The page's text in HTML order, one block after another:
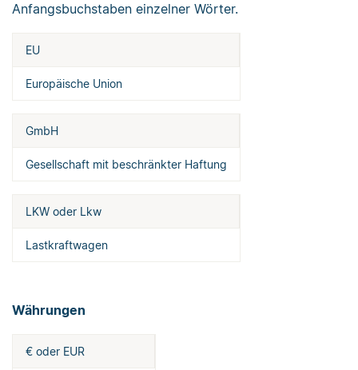
Anfangsbuchstaben einzelner Wörter.
EU
Europäische Union
GmbH
Gesellschaft mit beschränkter Haftung
LKW oder Lkw
Lastkraftwagen
Währungen
€ oder EUR